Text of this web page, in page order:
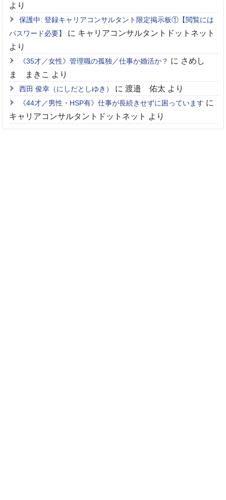
より
保護中: 登録キャリアコンサルタント限定掲示板①【閲覧には
パスワード必要】
に キャリアコンサルタントドットネット
より
《35才／女性》管理職の孤独／仕事か婚活か？ に さめし
ま まきこ より
西田 俊幸（にしだとしゆき） に渡邉 佑太 より
《44才／男性・HSP有》仕事が長続きせずに困っています に
キャリアコンサルタントドットネット より